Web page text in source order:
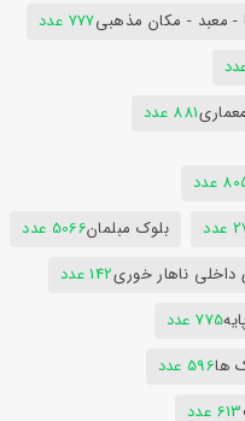
- معبد - مکان مذهبی777 عدد
معماری881 عدد
عدد
بلوک مبلمان5066 عدد
ناهار خوری142 عدد
775 عدد
ها596 عدد
613 عدد